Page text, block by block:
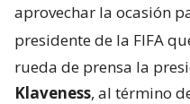
aprovechar la ocasión
presidente de la FIFA
rueda de prensa la
Klaveness, al término